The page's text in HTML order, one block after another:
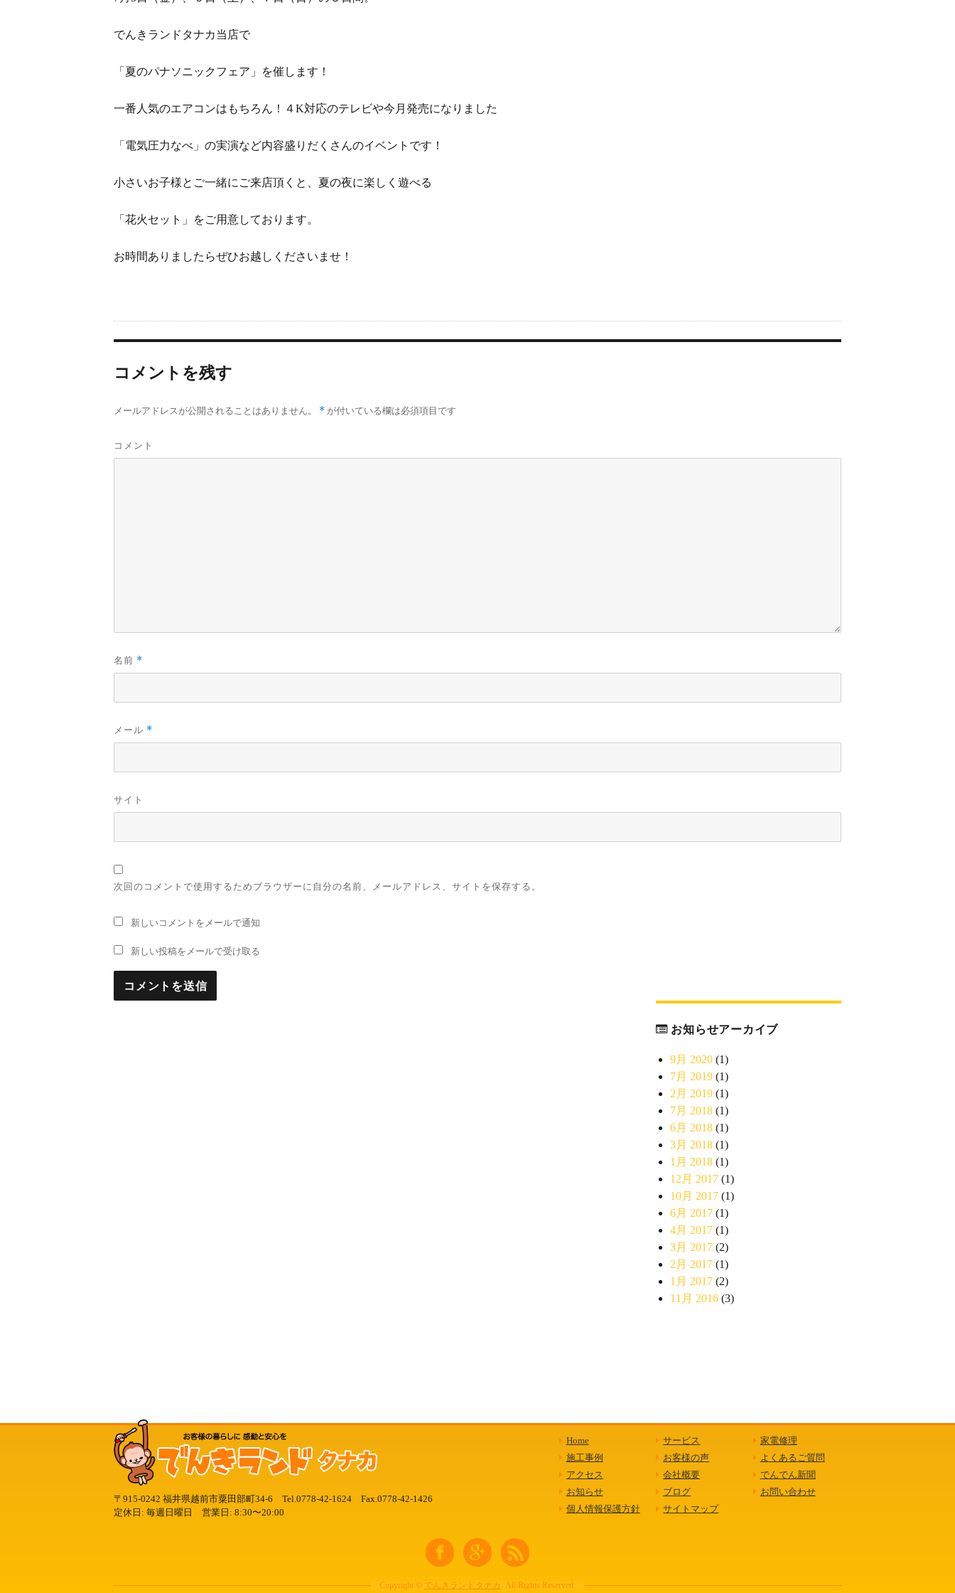
でんきランドタナカ当店で
「夏のパナソニックフェア」を催します！
一番人気のエアコンはもちろん！４K対応のテレビや今月発売になりました
「電気圧力なべ」の実演など内容盛りだくさんのイベントです！
小さいお子様とご一緒にご来店頂くと、夏の夜に楽しく遊べる
「花火セット」をご用意しております。
お時間ありましたらぜひお越しくださいませ！
コメントを残す
メールアドレスが公開されることはありません。 * が付いている欄は必須項目です
コメント
名前 *
メール *
サイト
次回のコメントで使用するためブラウザーに自分の名前、メールアドレス、サイトを保存する。
新しいコメントをメールで通知
新しい投稿をメールで受け取る
お知らせアーカイブ
9月 2020(1)
7月 2019(1)
2月 2019(1)
7月 2018(1)
6月 2018(1)
3月 2018(1)
1月 2018(1)
12月 2017(1)
10月 2017(1)
6月 2017(1)
4月 2017(1)
3月 2017(2)
2月 2017(1)
1月 2017(2)
11月 2016(3)
〒915-0242 福井県越前市粟田部町34-6 Tel.0778-42-1624Fax.0778-42-1426
定休日: 毎週日曜日 営業日: 8:30〜20:00
Home サービス
家電修理
施工事例
お客様の声
よくあるご質問
アクセス
会社概要
でんでん新聞
お知らせ
ブログ
お問い合わせ
個人情報保護方針
サイトマップ
Copyright © でんきランドタナカ . All Rights Reserved.